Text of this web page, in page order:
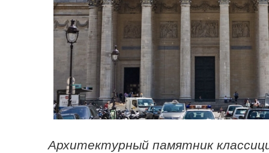
Расширенный поиск по сайту
Архитектурный памятник